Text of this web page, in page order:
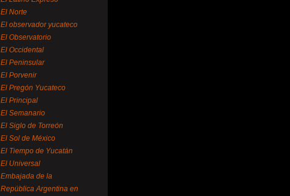
El Norte
El observador yucateco
El Observatorio
El Occidental
El Peninsular
El Porvenir
El Pregón Yucateco
El Principal
El Semanario
El Siglo de Torreón
El Sol de México
El Tiempo de Yucatán
El Universal
Embajada de la
República Argentina en